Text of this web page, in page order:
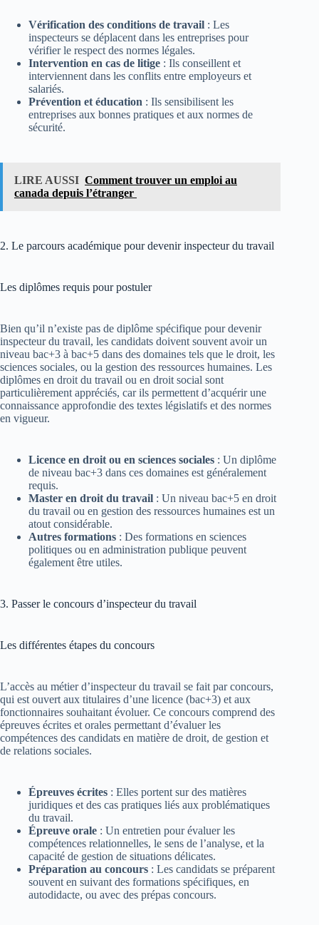
Vérification des conditions de travail : Les
inspecteurs se déplacent dans les entreprises pour
vérifier le respect des normes légales.
Intervention en cas de litige : Ils conseillent et
interviennent dans les conflits entre employeurs et
salariés.
Prévention et éducation : Ils sensibilisent les
entreprises aux bonnes pratiques et aux normes de
sécurité.
LIRE AUSSI Comment trouver un emploi au
canada depuis l’étranger
2. Le parcours académique pour devenir inspecteur du travail
Les diplômes requis pour postuler
Bien qu’il n’existe pas de diplôme spécifique pour devenir
inspecteur du travail, les candidats doivent souvent avoir un
niveau bac+3 à bac+5 dans des domaines tels que le droit, les
sciences sociales, ou la gestion des ressources humaines. Les
diplômes en droit du travail ou en droit social sont
particulièrement appréciés, car ils permettent d’acquérir une
connaissance approfondie des textes législatifs et des normes
en vigueur.
Licence en droit ou en sciences sociales : Un diplôme
de niveau bac+3 dans ces domaines est généralement
requis.
Master en droit du travail : Un niveau bac+5 en droit
du travail ou en gestion des ressources humaines est un
atout considérable.
Autres formations : Des formations en sciences
politiques ou en administration publique peuvent
également être utiles.
3. Passer le concours d’inspecteur du travail
Les différentes étapes du concours
L’accès au métier d’inspecteur du travail se fait par concours,
qui est ouvert aux titulaires d’une licence (bac+3) et aux
fonctionnaires souhaitant évoluer. Ce concours comprend des
épreuves écrites et orales permettant d’évaluer les
compétences des candidats en matière de droit, de gestion et
de relations sociales.
Épreuves écrites : Elles portent sur des matières
juridiques et des cas pratiques liés aux problématiques
du travail.
Épreuve orale : Un entretien pour évaluer les
compétences relationnelles, le sens de l’analyse, et la
capacité de gestion de situations délicates.
Préparation au concours : Les candidats se préparent
souvent en suivant des formations spécifiques, en
autodidacte, ou avec des prépas concours.